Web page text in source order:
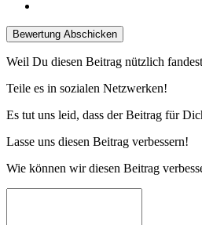
Bewertung Abschicken
Weil Du diesen Beitrag nützlich
Teile es in sozialen Netzwerken!
Es tut uns leid, dass der Beitrag für
Lasse uns diesen Beitrag verbessern!
Wie können wir diesen Beitrag